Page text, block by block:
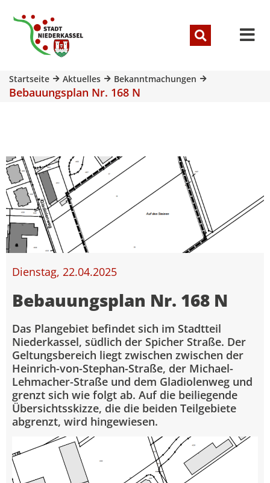
Startseite Aktuelles Bekanntmachungen
Bebauungsplan Nr. 168 N
Dienstag, 22.04.2025
Bebauungsplan Nr. 168 N
Das Plangebiet befindet sich im Stadtteil
Niederkassel, südlich der Spicher Straße. Der
Geltungsbereich liegt zwischen zwischen der
Heinrich-von-Stephan-Straße, der Michael-
Lehmacher-Straße und dem Gladiolenweg und
grenzt sich wie folgt ab. Auf die beiliegende
Übersichtsskizze, die die beiden Teilgebiete
abgrenzt, wird hingewiesen.